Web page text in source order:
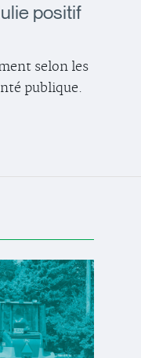
positif
selon les
publique.